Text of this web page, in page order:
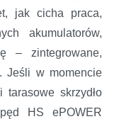
jak cicha praca,
akumulatorów,
– zintegrowane,
Jeśli w momencie
tarasowe skrzydło
HS ePOWER